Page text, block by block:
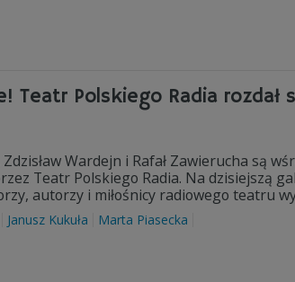
Teatr Polskiego Radia rozdał
Wardejn i Rafał Zawierucha są
Teatr Polskiego Radia. Na dzisiejszą
autorzy i miłośnicy radiowego teatru
Janusz Kukuła Marta Piasecka